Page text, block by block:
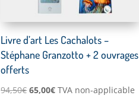
Livre d’art Les Cachalots –
Stéphane Granzotto + 2 ouvrages
offerts
94,50€Le
65,00€Le
TVA non-applicable